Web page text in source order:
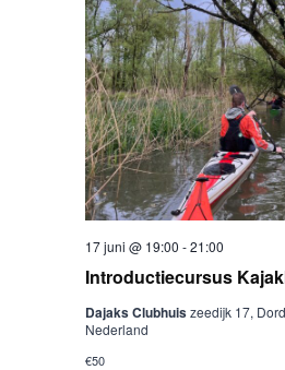
Introductiecursus
17 juni @ 19:00 -21:00
Dajaks Clubhuiszeedijk 17,
Nederland
€50